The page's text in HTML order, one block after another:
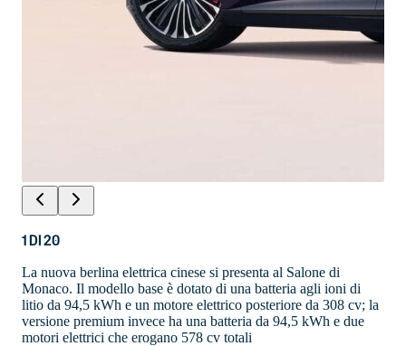
1DI20
La nuova berlina elettrica cinese si presenta al Salone di
Monaco. Il modello base è dotato di una batteria agli ioni di
litio da 94,5 kWh e un motore elettrico posteriore da 308 cv; la
versione premium invece ha una batteria da 94,5 kWh e due
motori elettrici che erogano 578 cv totali